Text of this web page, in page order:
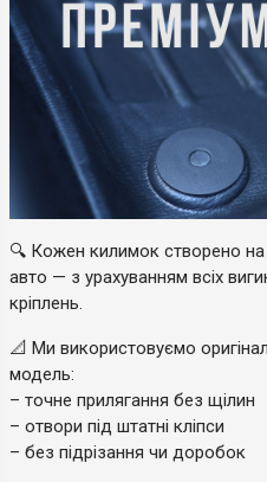
🔍 Кожен килимок створено на
авто — з урахуванням всіх
кріплень.
📐 Ми використовуємо
модель:
– точне прилягання без щілин
– отвори під штатні кліпси
– без підрізання чи доробок